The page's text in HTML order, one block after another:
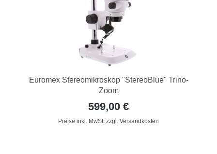
Euromex Stereomikroskop "StereoBlue" Trino-
Zoom
599,00 €
Preise inkl. MwSt. zzgl. Versandkosten